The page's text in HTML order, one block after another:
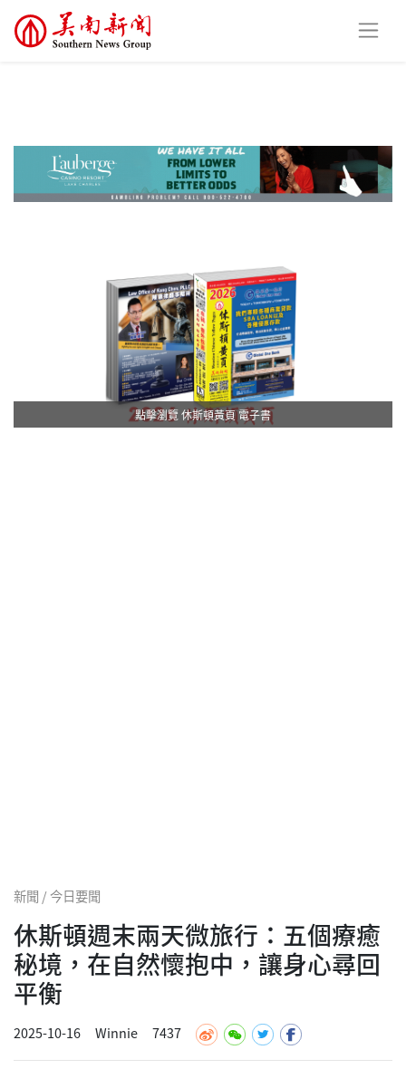
點擊瀏覽 休斯頓黃頁 電子書
新聞 / 今日要聞
休斯頓週末兩天微旅行：五個療癒
秘境，在自然懷抱中，讓身心尋回
平衡
2025-10-16 Winnie 7437